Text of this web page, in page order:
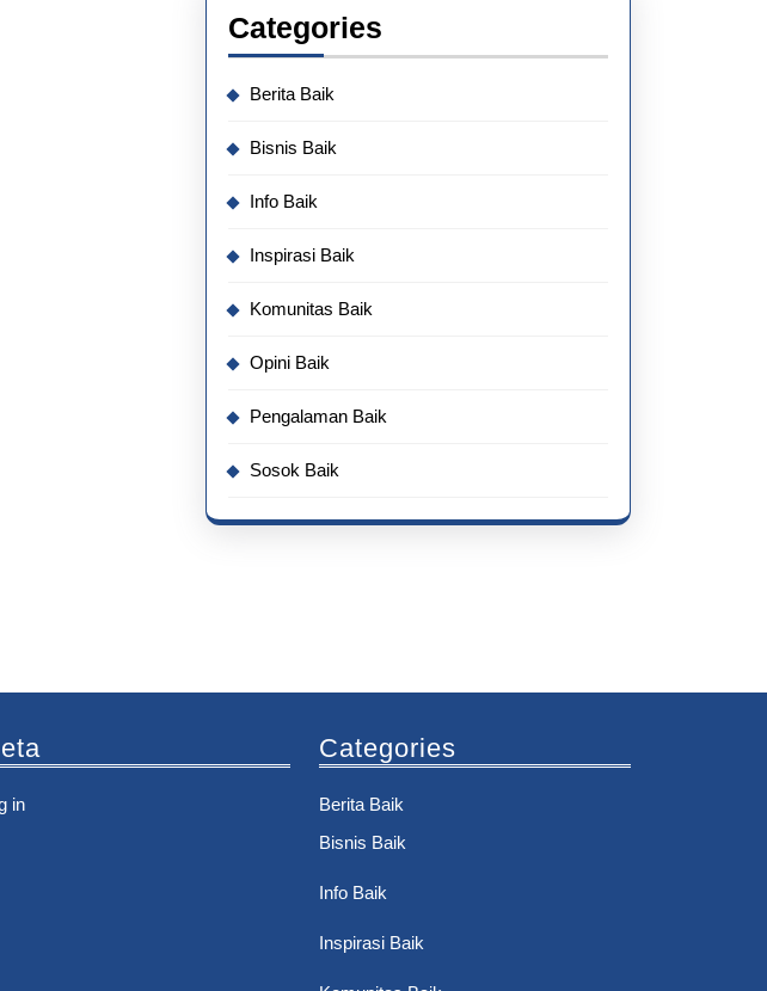
Categories
Berita Baik
Bisnis Baik
Info Baik
Inspirasi Baik
Komunitas Baik
Opini Baik
Pengalaman Baik
Sosok Baik
in
Categories
Berita Baik
Bisnis Baik
Info Baik
Inspirasi Baik